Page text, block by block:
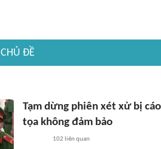
CHỦ ĐỀ
Tạm dừng phiên xét xử bị
tọa không đảm bảo
102 liên quan